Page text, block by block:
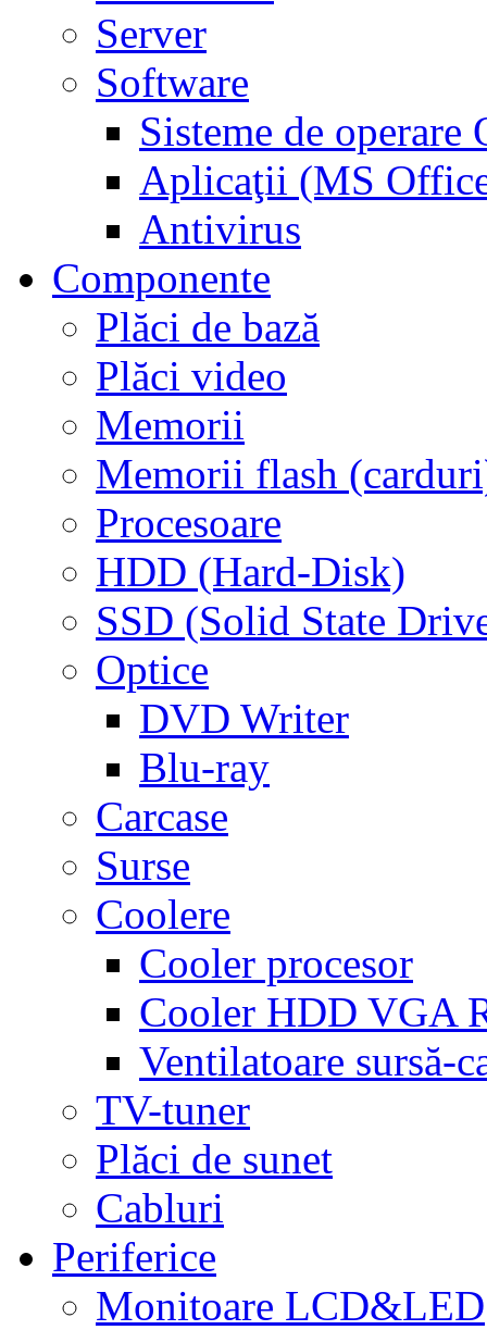
Server
Software
Sisteme de operare
Aplicaţii (MS
Antivirus
Componente
Plăci de bază
Plăci video
Memorii
Memorii flash
Procesoare
HDD (Hard-Disk)
SSD (Solid State
Optice
DVD Writer
Blu-ray
Carcase
Surse
Coolere
Cooler procesor
Cooler HDD VGA
Ventilatoare sursă-
TV-tuner
Plăci de sunet
Cabluri
Periferice
Monitoare LCD&LED